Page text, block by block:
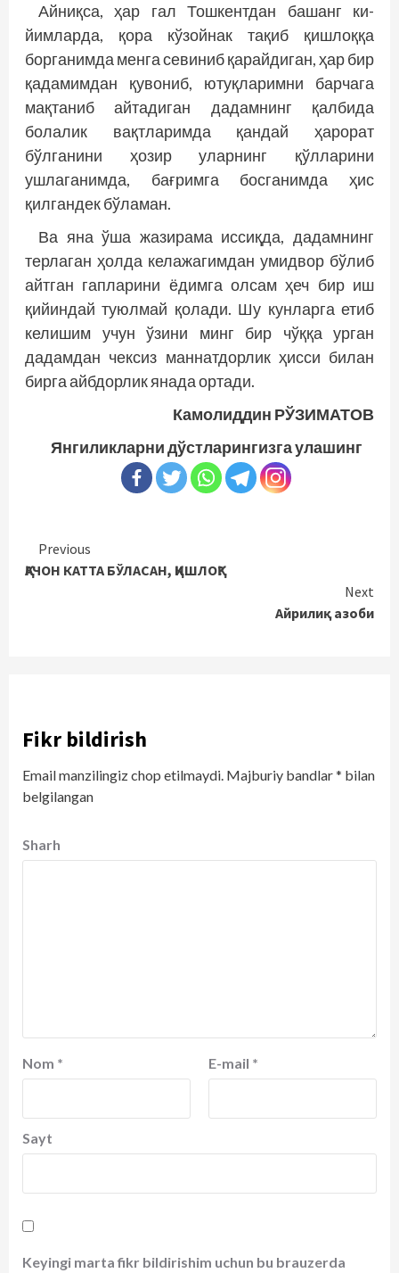
Айниқса, ҳар гал Тошкентдан башанг ки­
йимларда, қора кўзойнак тақиб қишлоққа
борганимда менга севиниб қарайдиган, ҳар бир
қадамимдан қувониб, ютуқларимни барчага
мақтаниб айтадиган дадамнинг қалбида
болалик вақтларимда қандай ҳарорат
бўлганини ҳозир уларнинг қўлларини
ушлаганимда, бағримга босганимда ҳис
қилгандек бўламан.
Ва яна ўша жазирама иссиқда, дадамнинг
терлаган ҳолда келажагимдан умидвор бўлиб
айтган гапларини ёдимга олсам ҳеч бир иш
қийиндай туюлмай қолади. Шу кунларга етиб
келишим учун ўзини минг бир чўққа урган
дадамдан чексиз маннатдорлик ҳисси билан
бирга айбдорлик янада ортади.
Камолиддин РЎЗИМАТОВ
Янгиликларни дўстларингизга улашинг
Continue
Reading
Previous
ҚАЧОН КАТТА БЎЛАСАН, ҚИШЛОҚ?
Next
Айрилиқ азоби
Fikr bildirish
Email manzilingiz chop etilmaydi. Majburiy bandlar* bilan
belgilangan
Sharh
Nom * E-mail *
Sayt
Keyingi marta fikr bildirishim uchun bu brauzerda